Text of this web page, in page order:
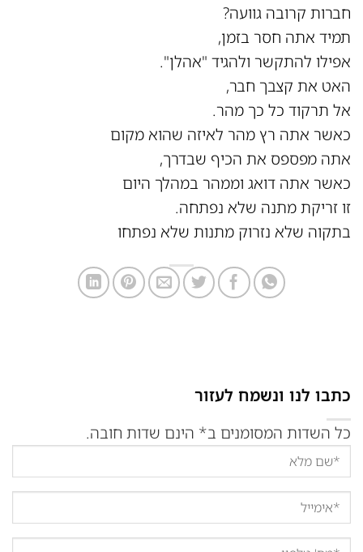
חברות קרובה גוועה?
תמיד אתה חסר בזמן,
אפילו להתקשר ולהגיד "אהלן".
האט את קצבך חבר,
אל תרקוד כל כך מהר.
כאשר אתה רץ מהר לאיזה שהוא מקום
אתה מפספס את הכיף שבדרך,
כאשר אתה דואג וממהר במהלך היום
זו זריקת מתנה שלא נפתחה.
בתקוה שלא נזרוק מתנות שלא נפתחו
כתבו לנו ונשמח לעזור
כל השדות המסומנים ב* הינם שדות חובה.